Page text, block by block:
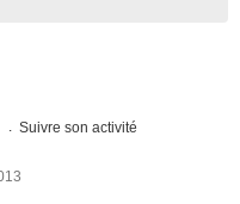
Suivre son activité